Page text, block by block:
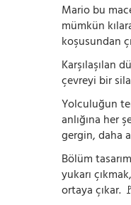
Mario bu
mümkün
koşusundan
Karşılaşılan
çevreyi bir
Yolculuğun
anlığına her
gergin, daha
Bölüm
yukarı
ortaya çıkar.